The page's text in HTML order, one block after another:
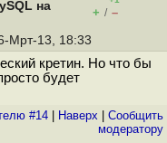
на
+ / –
Мрт-13, 18:33
кретин. Но что бы
будет
#14 Наверх
Cообщить
модератору